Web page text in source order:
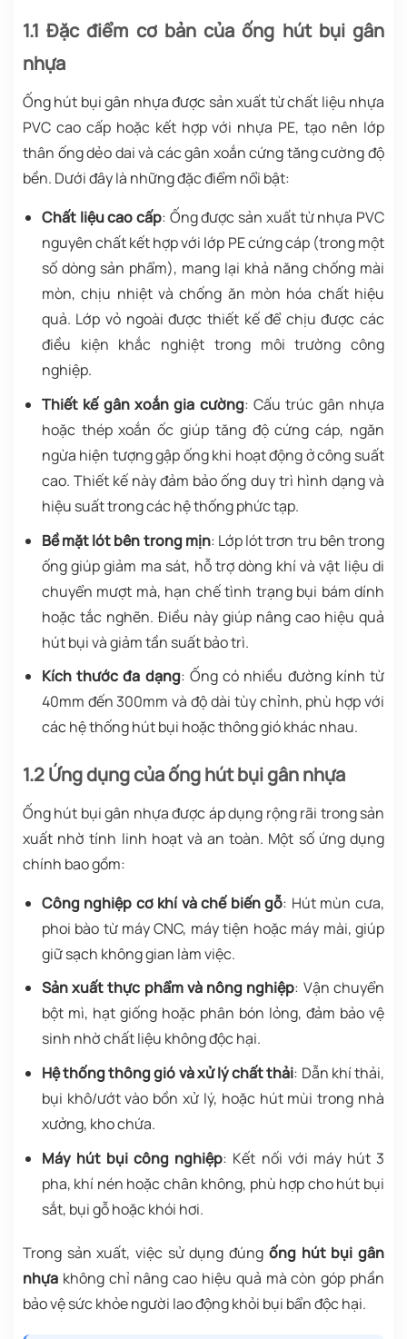
1.1 Đặc điểm cơ bản của ống hút bụi gân
nhựa
Ống hút bụi gân nhựa được sản xuất từ chất liệu nhựa
PVC cao cấp hoặc kết hợp với nhựa PE, tạo nên lớp
thân ống dẻo dai và các gân xoắn cứng tăng cường độ
bền. Dưới đây là những đặc điểm nổi bật:
Chất liệu cao cấp: Ống được sản xuất từ nhựa PVC
nguyên chất kết hợp với lớp PE cứng cáp (trong một
số dòng sản phẩm), mang lại khả năng chống mài
mòn, chịu nhiệt và chống ăn mòn hóa chất hiệu
quả. Lớp vỏ ngoài được thiết kế để chịu được các
điều kiện khắc nghiệt trong môi trường công
nghiệp.
Thiết kế gân xoắn gia cường: Cấu trúc gân nhựa
hoặc thép xoắn ốc giúp tăng độ cứng cáp, ngăn
ngừa hiện tượng gập ống khi hoạt động ở công suất
cao. Thiết kế này đảm bảo ống duy trì hình dạng và
hiệu suất trong các hệ thống phức tạp.
Bề mặt lót bên trong mịn: Lớp lót trơn tru bên trong
ống giúp giảm ma sát, hỗ trợ dòng khí và vật liệu di
chuyển mượt mà, hạn chế tình trạng bụi bám dính
hoặc tắc nghẽn. Điều này giúp nâng cao hiệu quả
hút bụi và giảm tần suất bảo trì.
Kích thước đa dạng: Ống có nhiều đường kính từ
40mm đến 300mm và độ dài tùy chỉnh, phù hợp với
các hệ thống hút bụi hoặc thông gió khác nhau.
1.2 Ứng dụng của ống hút bụi gân nhựa
Ống hút bụi gân nhựa được áp dụng rộng rãi trong sản
xuất nhờ tính linh hoạt và an toàn. Một số ứng dụng
chính bao gồm:
Công nghiệp cơ khí và chế biến gỗ: Hút mùn cưa,
phoi bào từ máy CNC, máy tiện hoặc máy mài, giúp
giữ sạch không gian làm việc.
Sản xuất thực phẩm và nông nghiệp: Vận chuyển
bột mì, hạt giống hoặc phân bón lỏng, đảm bảo vệ
sinh nhờ chất liệu không độc hại.
Hệ thống thông gió và xử lý chất thải: Dẫn khí thải,
bụi khô/ướt vào bồn xử lý, hoặc hút mùi trong nhà
xưởng, kho chứa.
Máy hút bụi công nghiệp: Kết nối với máy hút 3
pha, khí nén hoặc chân không, phù hợp cho hút bụi
sắt, bụi gỗ hoặc khói hơi.
Trong sản xuất, việc sử dụng đúng ống hút bụi gân
nhựa không chỉ nâng cao hiệu quả mà còn góp phần
bảo vệ sức khỏe người lao động khỏi bụi bẩn độc hại.